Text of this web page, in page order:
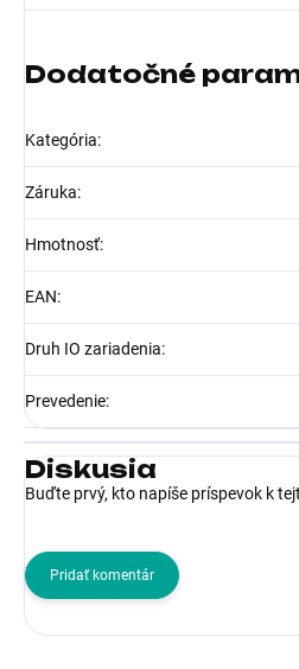
Dodatočné
Kategória:
Záruka:
Hmotnosť:
EAN:
Druh IO zariadenia:
Prevedenie:
Diskusia
Buďte prvý, kto napíše príspevok k
Pridať komentár